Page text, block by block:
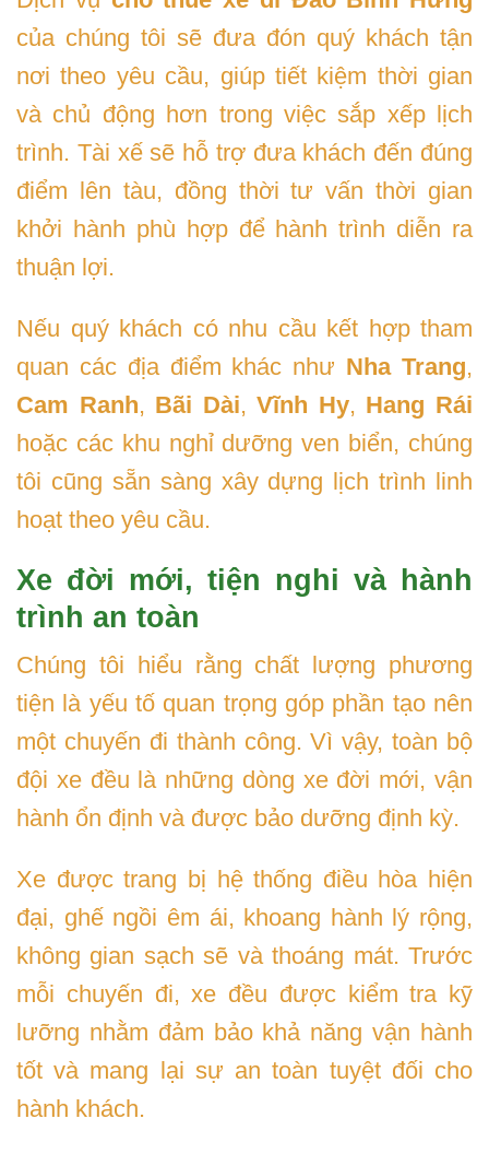
của chúng tôi sẽ đưa đón quý khách tận
nơi theo yêu cầu, giúp tiết kiệm thời gian
và chủ động hơn trong việc sắp xếp lịch
trình. Tài xế sẽ hỗ trợ đưa khách đến đúng
điểm lên tàu, đồng thời tư vấn thời gian
khởi hành phù hợp để hành trình diễn ra
thuận lợi.
Nếu quý khách có nhu cầu kết hợp tham
quan các địa điểm khác như Nha Trang,
Cam Ranh, Bãi Dài,Vĩnh Hy, Hang Rái
hoặc các khu nghỉ dưỡng ven biển, chúng
tôi cũng sẵn sàng xây dựng lịch trình linh
hoạt theo yêu cầu.
Xe đời mới, tiện nghi và hành
trình an toàn
Chúng tôi hiểu rằng chất lượng phương
tiện là yếu tố quan trọng góp phần tạo nên
một chuyến đi thành công. Vì vậy, toàn bộ
đội xe đều là những dòng xe đời mới, vận
hành ổn định và được bảo dưỡng định kỳ.
Xe được trang bị hệ thống điều hòa hiện
đại, ghế ngồi êm ái, khoang hành lý rộng,
không gian sạch sẽ và thoáng mát. Trước
mỗi chuyến đi, xe đều được kiểm tra kỹ
lưỡng nhằm đảm bảo khả năng vận hành
tốt và mang lại sự an toàn tuyệt đối cho
hành khách.